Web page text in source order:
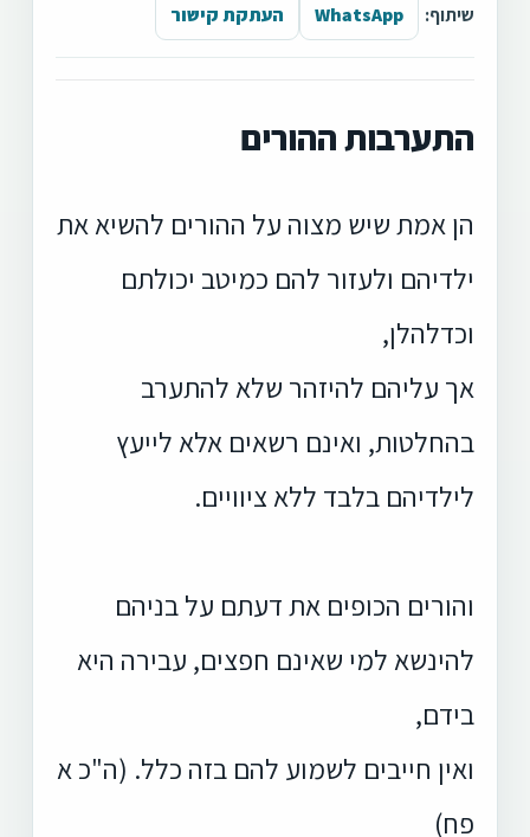
שיתוף: WhatsApp העתקת קישור
התערבות ההורים
הן אמת שיש מצוה על ההורים להשיא את
ילדיהם ולעזור להם כמיטב יכולתם
וכדלהלן,
אך עליהם להיזהר שלא להתערב
בהחלטות, ואינם רשאים אלא לייעץ
לילדיהם בלבד ללא ציוויים.
והורים הכופים את דעתם על בניהם
להינשא למי שאינם חפצים, עבירה היא
בידם,
ואין חייבים לשמוע להם בזה כלל. (ה"כ א
פח)